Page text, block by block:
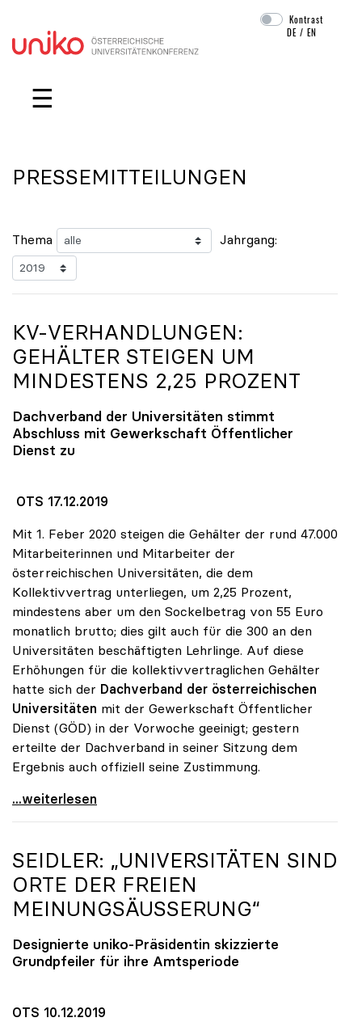
Navigation überspringen
Kontrast
DE /EN
☰
PRESSEMITTEILUNGEN
Thema Jahrgang:
KV-VERHANDLUNGEN:
GEHÄLTER STEIGEN UM
MINDESTENS 2,25 PROZENT
Dachverband der Universitäten stimmt
Abschluss mit Gewerkschaft Öffentlicher
Dienst zu
OTS 17.12.2019
Mit 1. Feber 2020 steigen die Gehälter der rund 47.000
Mitarbeiterinnen und Mitarbeiter der
österreichischen Universitäten, die dem
Kollektivvertrag unterliegen, um 2,25 Prozent,
mindestens aber um den Sockelbetrag von 55 Euro
monatlich brutto; dies gilt auch für die 300 an den
Universitäten beschäftigten Lehrlinge. Auf diese
Erhöhungen für die kollektivvertraglichen Gehälter
hatte sich der Dachverband der österreichischen
Universitäten mit der Gewerkschaft Öffentlicher
Dienst (GÖD) in der Vorwoche geeinigt; gestern
erteilte der Dachverband in seiner Sitzung dem
Ergebnis auch offiziell seine Zustimmung.
KV-Verhandlungen: Gehälter steigen um mindestens
...weiterlesen
SEIDLER: „UNIVERSITÄTEN SIND
ORTE DER FREIEN
MEINUNGSÄUSSERUNG“
Designierte uniko-Präsidentin skizzierte
Grundpfeiler für ihre Amtsperiode
OTS 10.12.2019